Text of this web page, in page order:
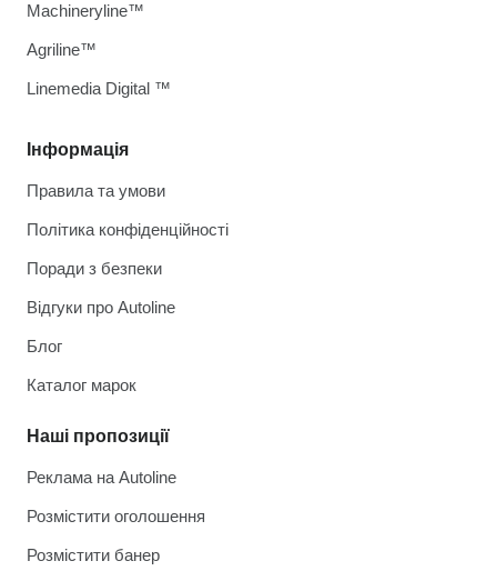
Інформація
Правила та умови
Політика конфіденційності
Поради з безпеки
Відгуки про Autoline
Блог
Каталог марок
Наші пропозиції
Реклама на Autoline
Розмістити оголошення
Розмістити банер
Machineryline™
Agriline™
Linemedia Digital ™